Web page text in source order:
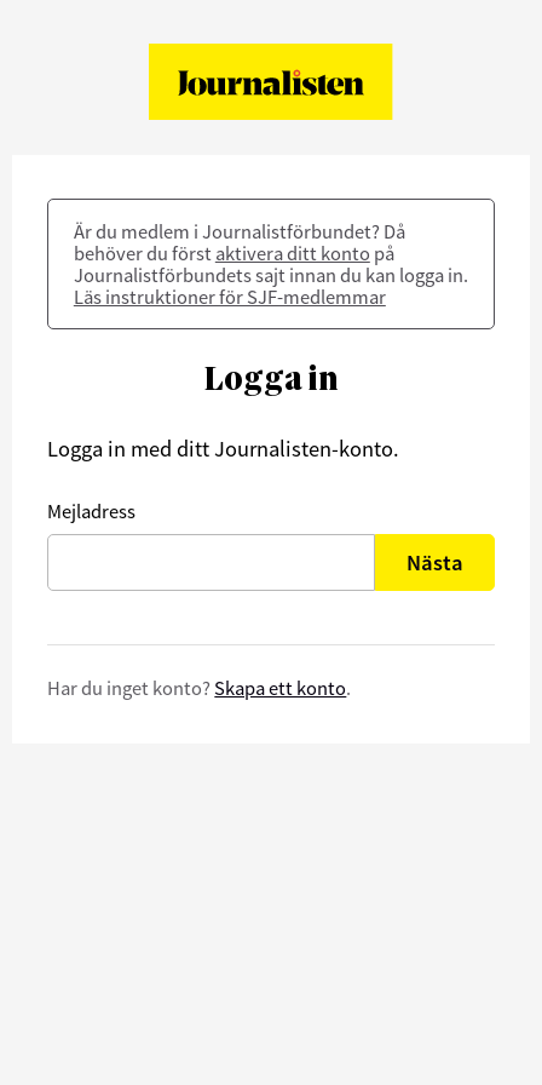
Är du medlem i Journalistförbundet? Då
behöver du först aktivera ditt konto på
Journalistförbundets sajt innan du kan logga in.
Läs instruktioner för SJF-medlemmar
Logga in
Logga in med ditt Journalisten-konto.
Mejladress
Nästa
Har du inget konto? Skapa ett konto.